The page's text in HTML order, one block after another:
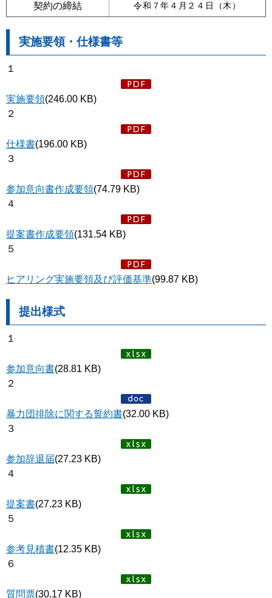
契約の締結 令和７年４月２４日（木）
実施要領・仕様書等
１
実施要領(246.00 KB)
２
仕様書(196.00 KB)
３
参加意向書作成要領(74.79 KB)
４
提案書作成要領(131.54 KB)
５
ヒアリング実施要領及び評価基準(99.87 KB)
提出様式
１
参加意向書(28.81 KB)
２
暴力団排除に関する誓約書(32.00 KB)
３
参加辞退届(27.23 KB)
４
提案書(27.23 KB)
５
参考見積書(12.35 KB)
６
質問票(30.17 KB)